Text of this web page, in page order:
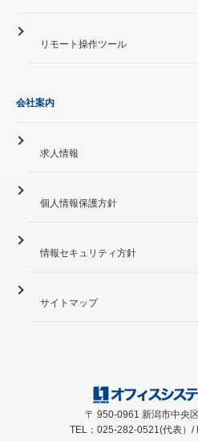
リモート操作ツール
会社案内
求人情報
個人情報保護方針
情報セキュリティ方針
サイトマップ
〒 950-0961 新潟市中央
TEL：025-282-0521(代表）/